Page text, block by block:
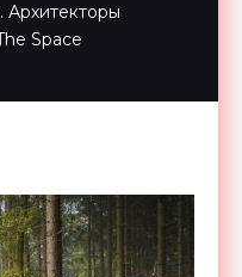
Space